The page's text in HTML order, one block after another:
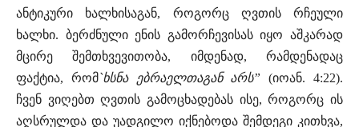
ანტიკური ხალხისაგან, როგორც ღვთის რჩეული
ხალხი. ბერძნული ენის გამორჩევისას იყო აშკარად
მცირე შემთხვევითობა, იმდენად, რამდენადაც
ფაქტია, რომ`ხსნა ებრაელთაგან არს” (იოან. 4:22).
ჩვენ ვიღებთ ღვთის გამოცხადებას ისე, როგორც ის
აღსრულდა და უადგილო იქნებოდა შემდეგი კითხვა,